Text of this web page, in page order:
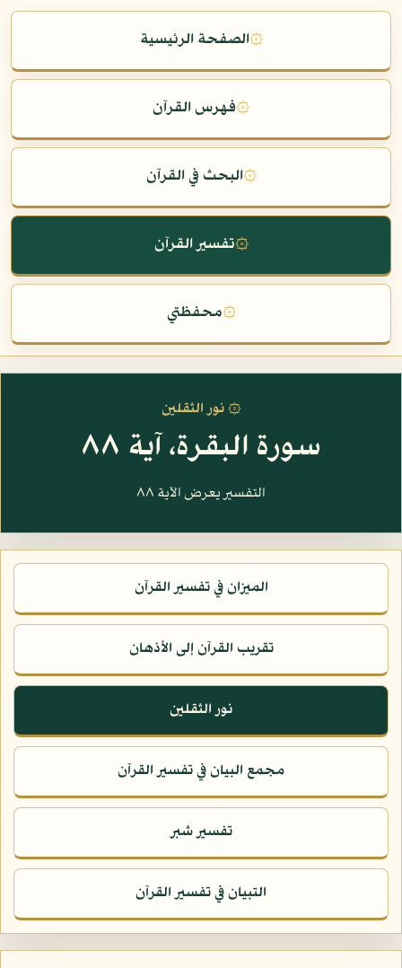
۞الصفحة الرئيسية
۞فهرس القرآن
۞البحث في القرآن
۞تفسير القرآن
۞محفظتي
۞ نور الثقلين
سورة البقرة، آية ٨٨
التفسير يعرض الآية ٨٨
الميزان في تفسير القرآن
تقريب القرآن إلى الأذهان
نور الثقلين
مجمع البيان في تفسير القرآن
تفسير شبر
التبيان في تفسير القرآن